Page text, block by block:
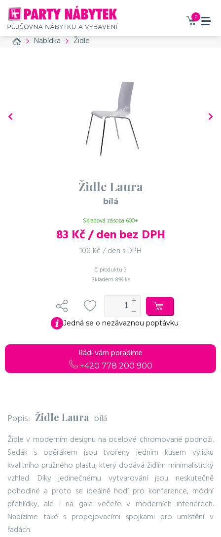
0
Home Nabídka Židle
Židle Laura
bílá
Skladová zásoba 600+
83 Kč / den bez DPH
100 Kč / den s DPH
č. produktu 3
Skladem 899 ks
Jedná se o nezávaznou poptávku
Rádi vám poradíme
+420 778 200 900
Popis: Židle Laura bílá
Židle v moderním designu na ocelové chromované podnoži.
Sedák s opěrákem jsou tvořeny jedním kusem výlisku
kvalitního pružného plastu, který dodává židlím minimalistický
vzhled. Díky jedinečnému vytvarování jsou neskutečně
pohodlné a proto se ideálně hodí pro konference, módní
přehlídky, ale i na gala večeře v moderních interiérech.
Nabízíme také s propojovacími spojkami pro umístění v
řadách.
Vaše zboží bylo přidáno do
košíku
Židle Laura - bílá
Příslušenství, které
doporučujeme také
objednat
na židle Laura, Summit a
Garden
20 Kč / den bez DPH
24 Kč / den s DPH